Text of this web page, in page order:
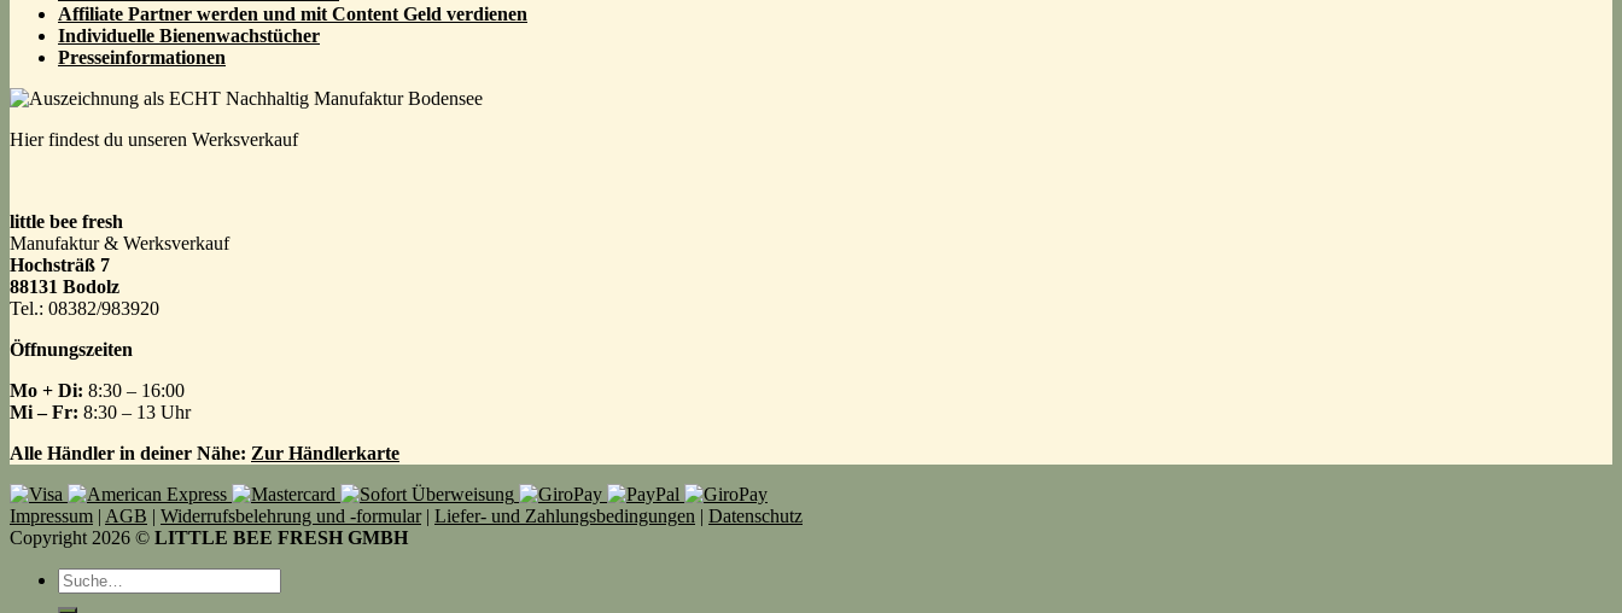
Affiliate Partner werden und mit Content Geld verdienen
Individuelle Bienenwachstücher
Presseinformationen
Hier findest du unseren Werksverkauf
little bee fresh
Manufaktur & Werksverkauf
Hochsträß 7
88131 Bodolz
Tel.: 08382/983920
Öffnungszeiten
Mo + Di: 8:30 – 16:00
Mi – Fr: 8:30 – 13 Uhr
Alle Händler in deiner Nähe: Zur Händlerkarte
Impressum | AGB | Widerrufsbelehrung und -formular| Liefer- und Zahlungsbedingungen | Datenschutz
Copyright 2026 © LITTLE BEE FRESH GMBH
Suche
nach: